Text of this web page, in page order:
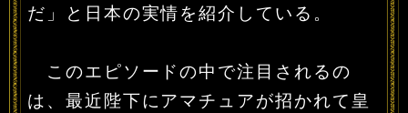
だ」と日本の実情を紹介している。
このエピソードの中で注目されるの
は、最近陛下にアマチュアが招かれて皇